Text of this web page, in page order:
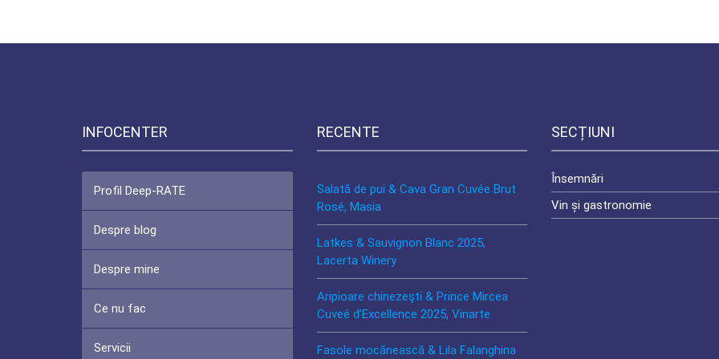
INFOCENTER
Profil Deep-RATE
Despre blog
Despre mine
Ce nu fac
Servicii
RECENTE
Salată de pui & Cava Gran Cuvée Brut
Rosé, Masia
Latkes & Sauvignon Blanc 2025,
Lacerta Winery
Aripioare chinezeşti & Prince Mircea
Cuveé d’Excellence 2025, Vinarte
Fasole mocănească & Lila Falanghina
SECȚIUNI
Însemnări
Vin și gastronomie